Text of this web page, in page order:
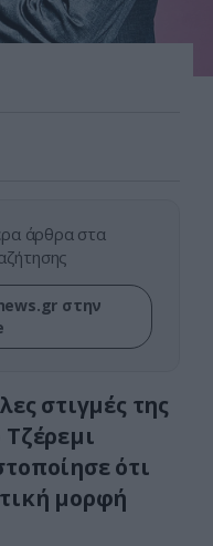
άρθρα στα
στην
στιγμές της
ότι
μορφή